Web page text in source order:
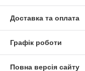
Доставка та оплата
Графік роботи
Повна версія сайту